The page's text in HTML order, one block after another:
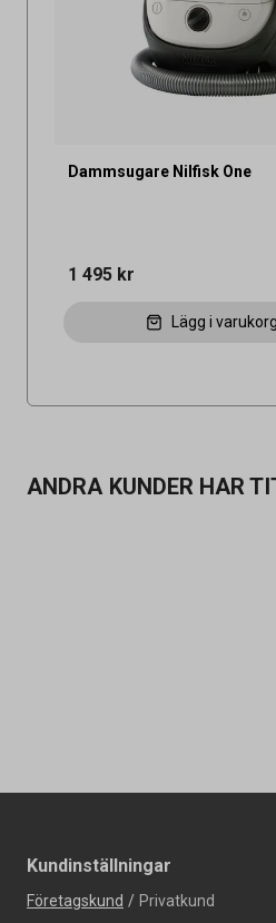
Dammsugare Nilfisk One
1 495 kr
Lägg i
ANDRA KUNDER HAR
Kundinställningar
Företagskund / Privatkund